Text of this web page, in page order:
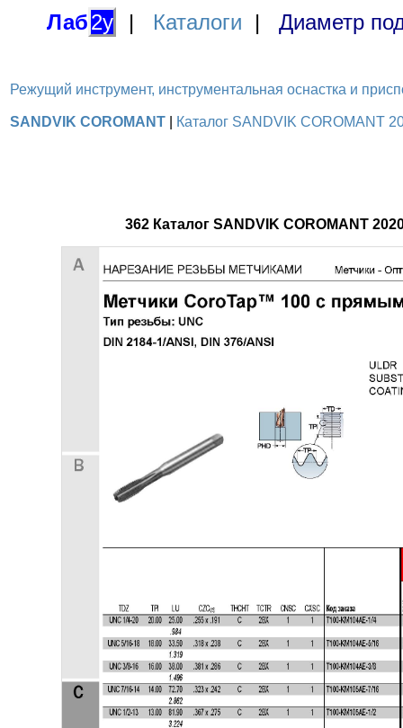
Лаб2у | Каталоги | Диаметр
Режущий инструмент, инструментальная оснастка и
SANDVIK COROMANT Каталог SANDVIK COROMANT
362 Каталог SANDVIK COROMANT